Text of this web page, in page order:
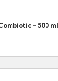
– 500 ml